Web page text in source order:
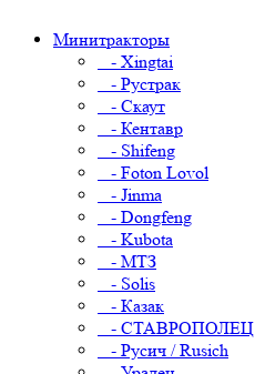
Минитракторы
- Xingtai
- Рустрак
- Скаут
- Кентавр
- Shifeng
- Foton Lovol
- Jinma
- Dongfeng
- Kubota
- МТЗ
- Solis
- Казак
- СТАВРОПОЛЕЦ
- Русич / Rusich